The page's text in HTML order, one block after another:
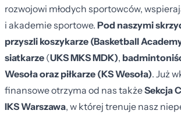
rozwojowi młodych sportowców,
i akademie sportowe.Pod naszymi
przyszli koszykarze (Basketball
siatkarze(UKSMKS MDK),
Wesoła oraz piłkarze (KS Wesoła). Już
finansowe otrzyma od nas takżeSekcja
IKS Warszawa, w której trenuje nasz